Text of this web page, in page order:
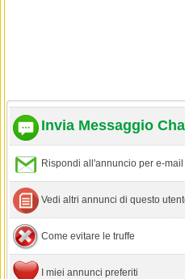
Invia Messaggio
Rispondi all'annuncio per e-mail
Vedi altri annunci di questo
Come evitare le truffe
I miei annunci preferiti